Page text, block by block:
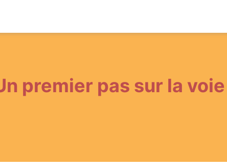
premier pas sur la voie